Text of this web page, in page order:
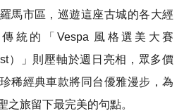
馬市區，巡遊這座古城的各大經
統的「Vespa 風格選美大賽
）」則壓軸於週日亮相，眾多價
稀經典車款將同台優雅漫步，為
之旅留下最完美的句點。